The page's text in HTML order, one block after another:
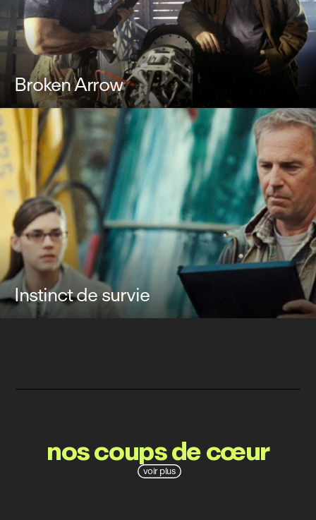
Broken Arrow
Instinct de survie
voir plus
nos coups de cœur